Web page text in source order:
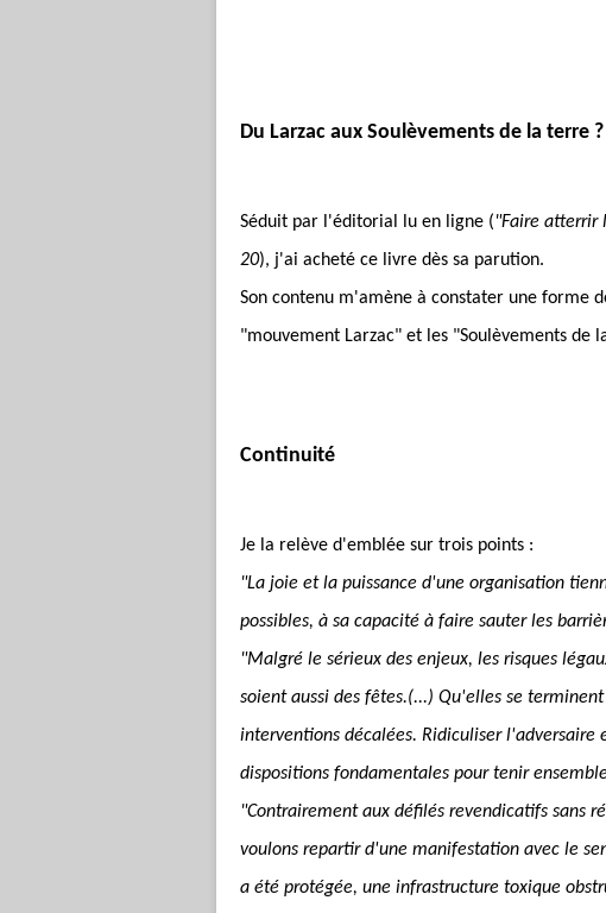
Du Larzac aux Soulèvements de la terre ?
Séduit par l'éditorial lu en ligne ("Faire atterrir
20), j'ai acheté ce livre dès sa parution.
Son contenu m'amène à constater une forme
"mouvement Larzac" et les "Soulèvements de
Continuité
Je la relève d'emblée sur trois points :
"La joie et la puissance d'une organisation
possibles, à sa capacité à faire sauter les
"Malgré le sérieux des enjeux, les risques
soient aussi des fêtes.(...) Qu'elles se
interventions décalées. Ridiculiser l'adversaire
dispositions fondamentales pour tenir
"Contrairement aux défilés revendicatifs sans
voulons repartir d'une manifestation avec le
a été protégée, une infrastructure toxique